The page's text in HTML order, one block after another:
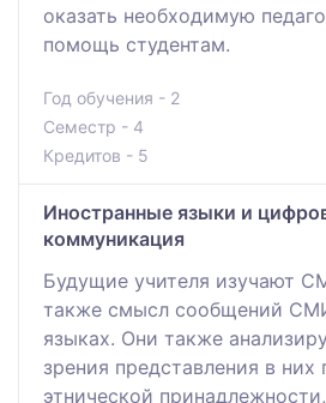
оказать необходимую
помощь студентам.
Год обучения - 2
Семестр - 4
Кредитов - 5
Иностранные языки и
коммуникация
Будущие учителя изучают
также смысл сообщений
языках. Они также
зрения представления в них
этнической